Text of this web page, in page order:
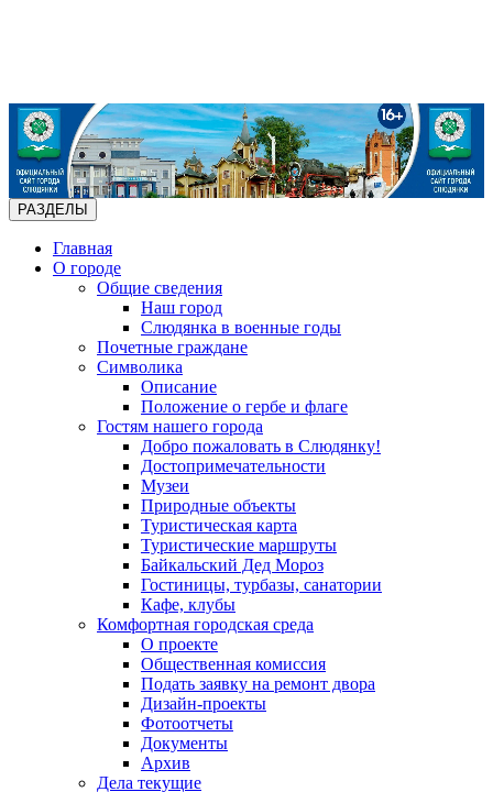
РАЗДЕЛЫ
Главная
О городе
Общие сведения
Наш город
Слюдянка в военные годы
Почетные граждане
Символика
Описание
Положение о гербе и флаге
Гостям нашего города
Добро пожаловать в Слюдянку!
Достопримечательности
Музеи
Природные объекты
Туристическая карта
Туристические маршруты
Байкальский Дед Мороз
Гостиницы, турбазы, санатории
Кафе, клубы
Комфортная городская среда
О проекте
Общественная комиссия
Подать заявку на ремонт двора
Дизайн-проекты
Фотоотчеты
Документы
Архив
Дела текущие